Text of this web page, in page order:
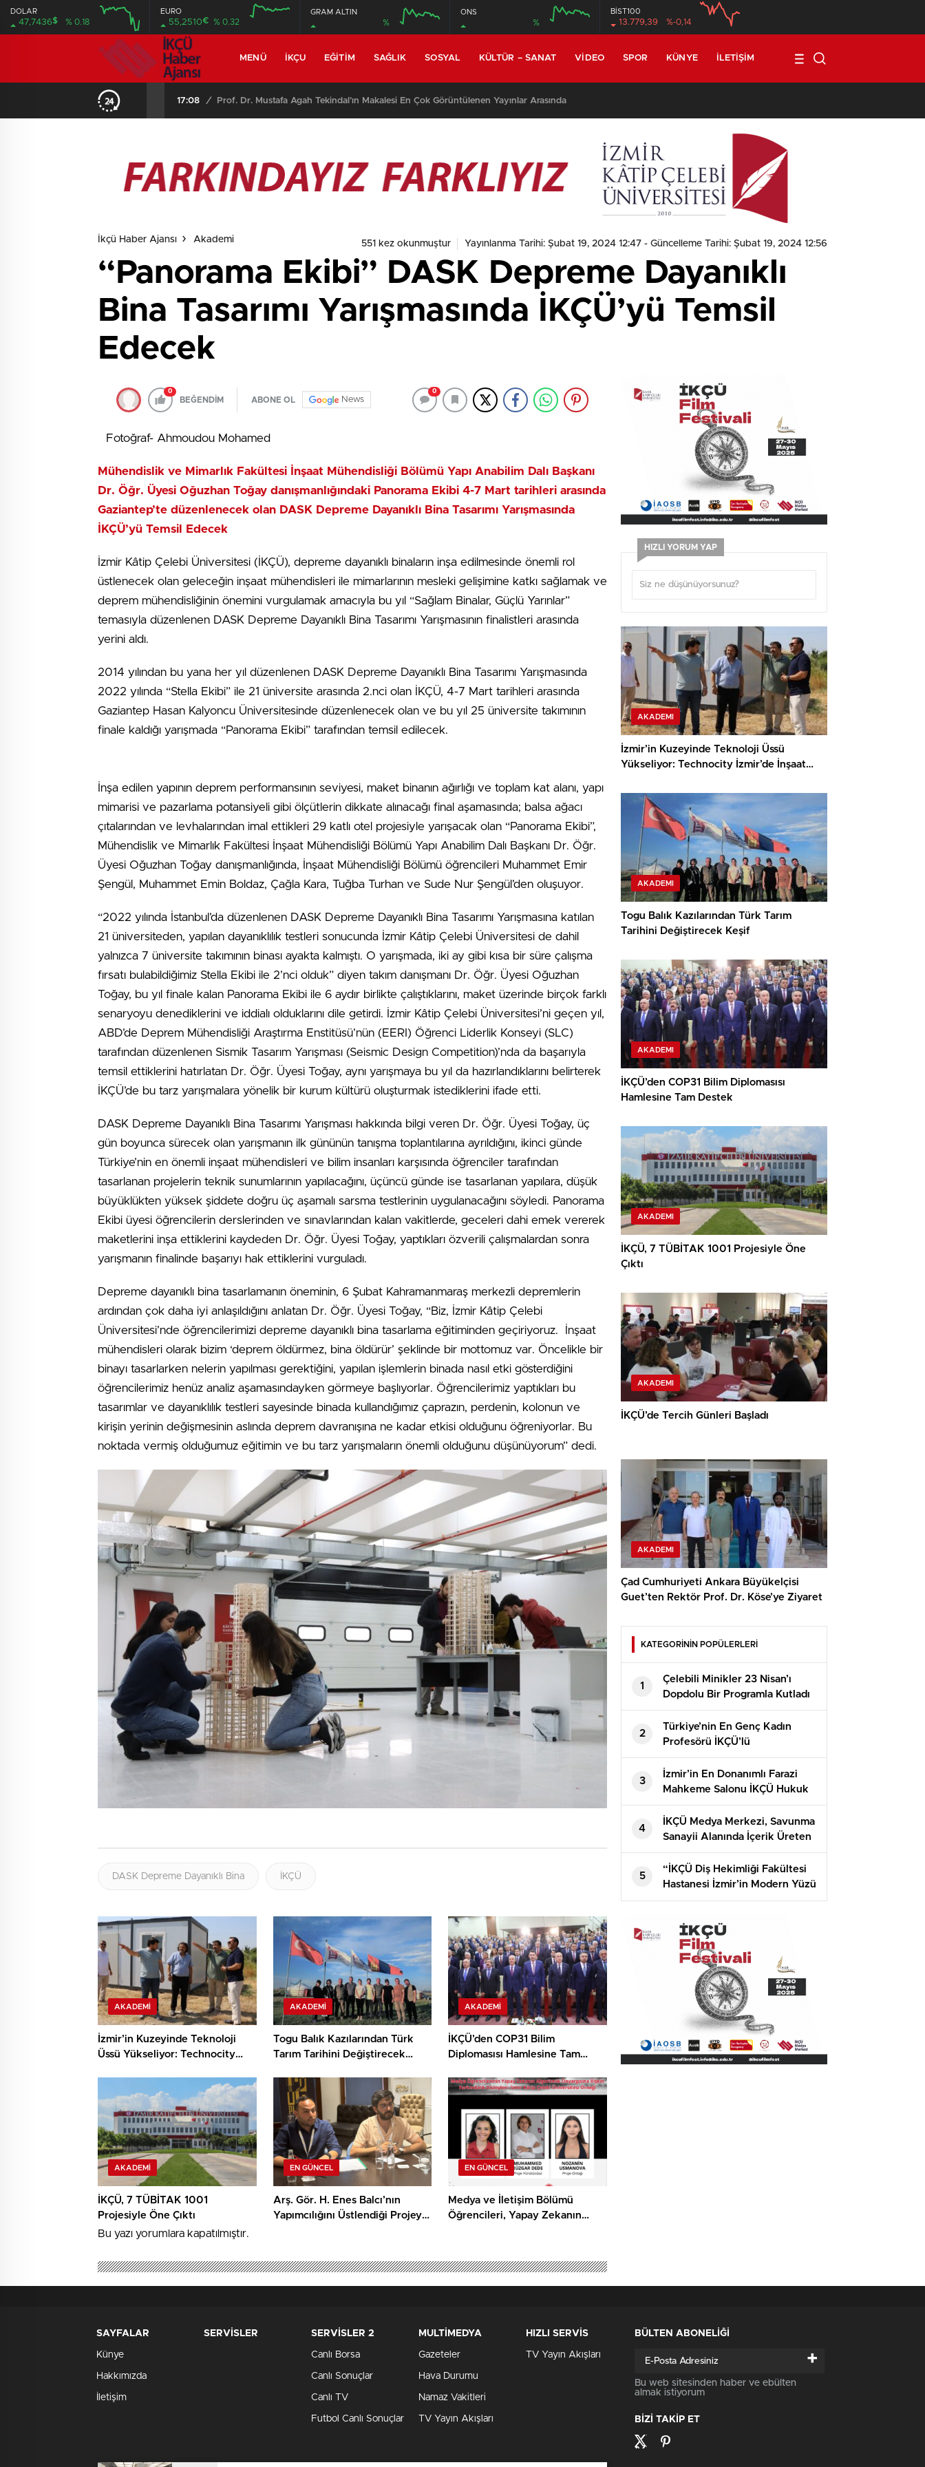
DOLAR
47,7436$ % 0.18
EURO
55,2510€ % 0.32
GRAM ALTIN
%
ONS
%
BİST100
13.779,39 %-0,14
MENÜ İKÇU EĞITIM SAĞLIK SOSYAL KÜLTÜR – SANAT VIDEO SPOR KÜNYE İLETIŞIM
16:20 / İKÇÜ’lü Öğrencilere “Finansal Okuryazarlık” Eğitimi Verildi
İkçü Haber Ajansı Akademi 551 kez okunmuştur Yayınlanma Tarihi: Şubat 19, 2024 12:47 - Güncelleme Tarihi: Şubat 19, 2024 12:56
“Panorama Ekibi” DASK Depreme Dayanıklı
Bina Tasarımı Yarışmasında İKÇÜ’yü Temsil
Edecek
0
BEĞENDİM ABONE OL News
0
Fotoğraf- Ahmoudou Mohamed
Mühendislik ve Mimarlık Fakültesi İnşaat Mühendisliği Bölümü Yapı Anabilim Dalı Başkanı
Dr. Öğr. Üyesi Oğuzhan Toğay danışmanlığındaki Panorama Ekibi 4-7 Mart tarihleri arasında
Gaziantep’te düzenlenecek olan DASK Depreme Dayanıklı Bina Tasarımı Yarışmasında
İKÇÜ’yü Temsil Edecek
İzmir Kâtip Çelebi Üniversitesi (İKÇÜ), depreme dayanıklı binaların inşa edilmesinde önemli rol
üstlenecek olan geleceğin inşaat mühendisleri ile mimarlarının mesleki gelişimine katkı sağlamak ve
deprem mühendisliğinin önemini vurgulamak amacıyla bu yıl “Sağlam Binalar, Güçlü Yarınlar”
temasıyla düzenlenen DASK Depreme Dayanıklı Bina Tasarımı Yarışmasının finalistleri arasında
yerini aldı.
2014 yılından bu yana her yıl düzenlenen DASK Depreme Dayanıklı Bina Tasarımı Yarışmasında
2022 yılında “Stella Ekibi” ile 21 üniversite arasında 2.nci olan İKÇÜ, 4-7 Mart tarihleri arasında
Gaziantep Hasan Kalyoncu Üniversitesinde düzenlenecek olan ve bu yıl 25 üniversite takımının
finale kaldığı yarışmada “Panorama Ekibi” tarafından temsil edilecek.
İnşa edilen yapının deprem performansının seviyesi, maket binanın ağırlığı ve toplam kat alanı, yapı
mimarisi ve pazarlama potansiyeli gibi ölçütlerin dikkate alınacağı final aşamasında; balsa ağacı
çıtalarından ve levhalarından imal ettikleri 29 katlı otel projesiyle yarışacak olan “Panorama Ekibi”,
Mühendislik ve Mimarlık Fakültesi İnşaat Mühendisliği Bölümü Yapı Anabilim Dalı Başkanı Dr. Öğr.
Üyesi Oğuzhan Toğay danışmanlığında, İnşaat Mühendisliği Bölümü öğrencileri Muhammet Emir
Şengül, Muhammet Emin Boldaz, Çağla Kara, Tuğba Turhan ve Sude Nur Şengül’den oluşuyor.
“2022 yılında İstanbul’da düzenlenen DASK Depreme Dayanıklı Bina Tasarımı Yarışmasına katılan
21 üniversiteden, yapılan dayanıklılık testleri sonucunda İzmir Kâtip Çelebi Üniversitesi de dahil
yalnızca 7 üniversite takımının binası ayakta kalmıştı. O yarışmada, iki ay gibi kısa bir süre çalışma
fırsatı bulabildiğimiz Stella Ekibi ile 2’nci olduk” diyen takım danışmanı Dr. Öğr. Üyesi Oğuzhan
Toğay, bu yıl finale kalan Panorama Ekibi ile 6 aydır birlikte çalıştıklarını, maket üzerinde birçok farklı
senaryoyu denediklerini ve iddialı olduklarını dile getirdi. İzmir Kâtip Çelebi Üniversitesi’ni geçen yıl,
ABD’de Deprem Mühendisliği Araştırma Enstitüsü’nün (EERI) Öğrenci Liderlik Konseyi (SLC)
tarafından düzenlenen Sismik Tasarım Yarışması (Seismic Design Competition)’nda da başarıyla
temsil ettiklerini hatırlatan Dr. Öğr. Üyesi Toğay, aynı yarışmaya bu yıl da hazırlandıklarını belirterek
İKÇÜ’de bu tarz yarışmalara yönelik bir kurum kültürü oluşturmak istediklerini ifade etti.
DASK Depreme Dayanıklı Bina Tasarımı Yarışması hakkında bilgi veren Dr. Öğr. Üyesi Toğay, üç
gün boyunca sürecek olan yarışmanın ilk gününün tanışma toplantılarına ayrıldığını, ikinci günde
Türkiye’nin en önemli inşaat mühendisleri ve bilim insanları karşısında öğrenciler tarafından
tasarlanan projelerin teknik sunumlarının yapılacağını, üçüncü günde ise tasarlanan yapılara, düşük
büyüklükten yüksek şiddete doğru üç aşamalı sarsma testlerinin uygulanacağını söyledi. Panorama
Ekibi üyesi öğrencilerin derslerinden ve sınavlarından kalan vakitlerde, geceleri dahi emek vererek
maketlerini inşa ettiklerini kaydeden Dr. Öğr. Üyesi Toğay, yaptıkları özverili çalışmalardan sonra
yarışmanın finalinde başarıyı hak ettiklerini vurguladı.
Depreme dayanıklı bina tasarlamanın öneminin, 6 Şubat Kahramanmaraş merkezli depremlerin
ardından çok daha iyi anlaşıldığını anlatan Dr. Öğr. Üyesi Toğay, “Biz, İzmir Kâtip Çelebi
Üniversitesi’nde öğrencilerimizi depreme dayanıklı bina tasarlama eğitiminden geçiriyoruz. İnşaat
mühendisleri olarak bizim ‘deprem öldürmez, bina öldürür’ şeklinde bir mottomuz var. Öncelikle bir
binayı tasarlarken nelerin yapılması gerektiğini, yapılan işlemlerin binada nasıl etki gösterdiğini
öğrencilerimiz henüz analiz aşamasındayken görmeye başlıyorlar. Öğrencilerimiz yaptıkları bu
tasarımlar ve dayanıklılık testleri sayesinde binada kullandığımız çaprazın, perdenin, kolonun ve
kirişin yerinin değişmesinin aslında deprem davranışına ne kadar etkisi olduğunu öğreniyorlar. Bu
noktada vermiş olduğumuz eğitimin ve bu tarz yarışmaların önemli olduğunu düşünüyorum” dedi.
DASK Depreme Dayanıklı Bina İKÇÜ
AKADEMI
İzmir’in Kuzeyinde Teknoloji
Üssü Yükseliyor: Technocity
AKADEMI
Togu Balık Kazılarından Türk
Tarım Tarihini Değiştirecek
AKADEMI
İKÇÜ’den COP31 Bilim
Diplomasısı Hamlesine Tam
AKADEMI
İKÇÜ, 7 TÜBİTAK 1001
Projesiyle Öne Çıktı
EN GÜNCEL
Arş. Gör. H. Enes Balcı’nın
Yapımcılığını Üstlendiği Projeye
EN GÜNCEL
Medya ve İletişim Bölümü
Öğrencileri, Yapay Zekanın
Araştıracak
Bu yazı yorumlara kapatılmıştır.
HIZLI YORUM YAP
AKADEMI
İzmir’in Kuzeyinde Teknoloji Üssü
Yükseliyor: Technocity İzmir’de İnşaat
AKADEMI
Togu Balık Kazılarından Türk Tarım
Tarihini Değiştirecek Keşif
AKADEMI
İKÇÜ’den COP31 Bilim Diplomasısı
Hamlesine Tam Destek
AKADEMI
İKÇÜ, 7 TÜBİTAK 1001 Projesiyle Öne
Çıktı
AKADEMI
İKÇÜ’de Tercih Günleri Başladı
AKADEMI
Çad Cumhuriyeti Ankara Büyükelçisi
Guet’ten Rektör Prof. Dr. Köse’ye Ziyaret
KATEGORİNİN POPÜLERLERİ
1
Çelebili Minikler 23 Nisan’ı
Dopdolu Bir Programla Kutladı
2
Türkiye’nin En Genç Kadın
Profesörü İKÇÜ’lü
3
İzmir’in En Donanımlı Farazi
Mahkeme Salonu İKÇÜ Hukuk
Fakültesi’nde Açıldı
4
İKÇÜ Medya Merkezi, Savunma
Sanayii Alanında İçerik Üreten
Kaner Kurt’u Ağırladı
5
“İKÇÜ Diş Hekimliği Fakültesi
Hastanesi İzmir’in Modern Yüzü
Olacak”
SAYFALAR
Künye
Hakkımızda
İletişim
SERVİSLER SERVİSLER 2
Canlı Borsa
Canlı Sonuçlar
Canlı TV
Futbol Canlı Sonuçlar
MULTİMEDYA
Gazeteler
Hava Durumu
Namaz Vakitleri
TV Yayın Akışları
HIZLI SERVİS
TV Yayın Akışları
BÜLTEN ABONELİĞİ
+
Bu web sitesinden haber ve ebülten
almak istiyorum
BİZİ TAKİP ET